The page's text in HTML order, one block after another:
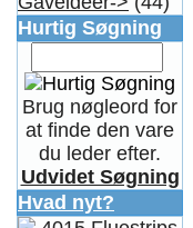
Hurtig Søgning
Brug nøgleord for
at finde den vare
du leder efter.
Udvidet Søgning
Hvad nyt?